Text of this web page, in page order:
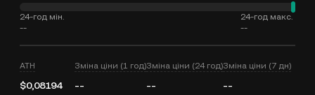
24-год мін.
--
24-год макс.
--
ATH
$0,08194
Зміна ціни (1 год)
--
Зміна ціни (24 год)
--
Зміна ціни (7 дн)
--